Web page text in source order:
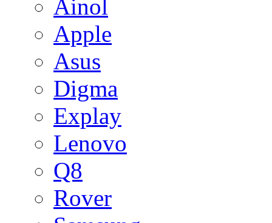
Ainol
Apple
Asus
Digma
Explay
Lenovo
Q8
Rover